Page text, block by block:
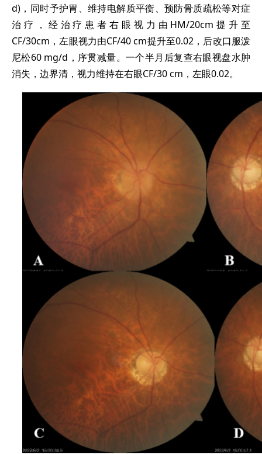
d)，同时予护胃、维持电解质平衡、预防骨质疏松等对症
治疗，经治疗患者右眼视力由HM/20cm提升至
CF/30cm，左眼视力由CF/40 cm提升至0.02，后改口服泼
尼松60 mg/d，序贯减量。一个半月后复查右眼视盘水肿
消失，边界清，视力维持在右眼CF/30 cm，左眼0.02。